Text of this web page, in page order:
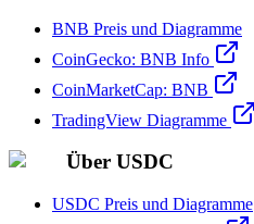
BNB Preis und Diagramme
CoinGecko: BNB Info
CoinMarketCap: BNB
TradingView Diagramme
Über USDC
USDC Preis und Diagramme